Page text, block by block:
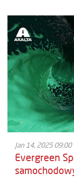
Jan 14, 2025 09:00
Evergreen